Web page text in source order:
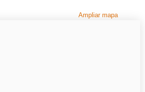
Ampliar mapa